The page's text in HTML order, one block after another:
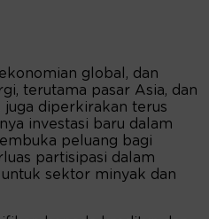
global, dan
terutama pasar Asia, dan
juga diperkirakan terus
investasi baru dalam
peluang bagi
partisipasi dalam
sektor minyak dan